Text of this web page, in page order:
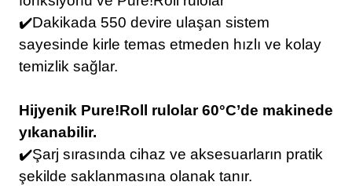
✔️Dakikada 550 devire ulaşan sistem
sayesinde kirle temas etmeden hızlı ve kolay
temizlik sağlar.
Hijyenik Pure!Roll rulolar 60°C’de makinede
yıkanabilir.
✔️Şarj sırasında cihaz ve aksesuarların pratik
şekilde saklanmasına olanak tanır.